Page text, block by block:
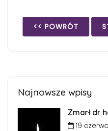
<< POWRÓT
Najnowsze wpisy
Zmarł dr
19